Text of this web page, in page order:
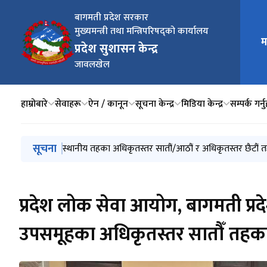
बागमती प्रदेश सरकार
मुख्यमन्त्री तथा मन्त्रिपरिषद्को कार्यालय
प्रदेश सुशासन केन्द्र
जावलखेल
मुख्य
हाम्रोबारे सेवाहरू ऐन / कानून सूचना केन्द्र मिडिया केन्द्र सम्पर्क
मुख्य नेभिगेसनमा जानुहोस्
सूचना प्रदेश सरकारका अधिकृतस्तर सातौं/आठौं र अधिकृतस्तर छैटौं
स्थानीय तहका अधिकृतस्तर सातौं/आठौं र अधिकृतस्तर छैटौं
विज्ञ श्रोत व्यक्ति सूचीकृत गर्ने सम्बन्धी सूचना (2083/2084)
प्रदेश सरकारको कर्मचारीहरुको लागी सेवाकालीन तालिम
प्रदेश लोक सेवा आयोग, बागमती
उपसमूहका अधिकृतस्तर सातौँ